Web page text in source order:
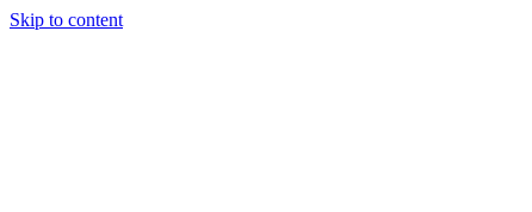
Skip to content